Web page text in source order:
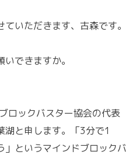
いただきます、古森です。
できますか。
ロックバスター協会の代表
湖と申します。「3分で1
というマインドブロックバ